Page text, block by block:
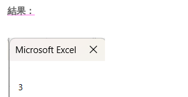
結果：